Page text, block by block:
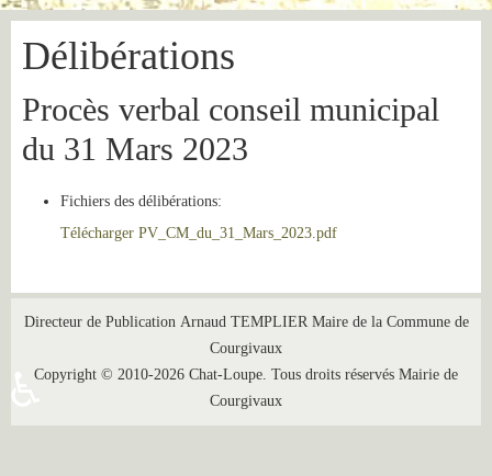
Délibérations
Procès verbal conseil municipal
du 31 Mars 2023
Fichiers des délibérations:
Télécharger PV_CM_du_31_Mars_2023.pdf
Directeur de Publication Arnaud TEMPLIER Maire de la Commune de
Courgivaux
Copyright © 2010-2026 Chat-Loupe. Tous droits réservés Mairie de
Courgivaux